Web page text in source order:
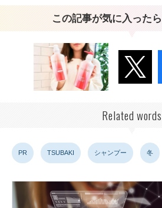
この記事が気に入った
Related words
PR TSUBAKI シャンプー 冬